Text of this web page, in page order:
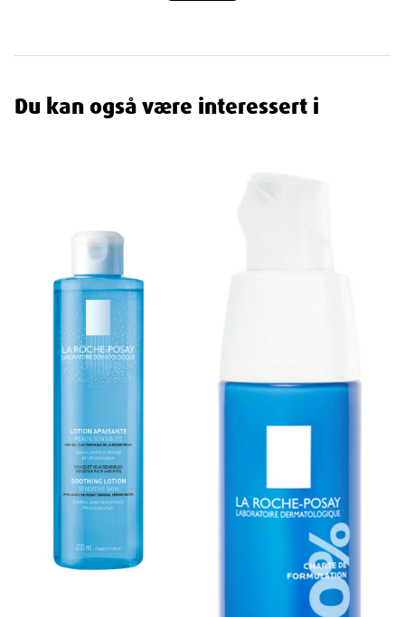
Bruksanvisning
av uten å gni. Gjenta ved behov.
Perfekt for daglig hudpleierutine
La Roche-Posay Respectissime Waterproof Eye Makeup Remover
kan brukes som en del av din daglige hudpleierutine for effektivt å
fjerne sminke og rense huden rundt øynene. Den milde formelen
sikrer at huden etterlates ren og beroliget, uten rester av sminke
eller irritasjon.
den perfekte løsningen for effektiv fjerning av vannfast sminke,
samtidig som den er skånsom mot øyne og sensitiv hud. Med sin
to-faseformel og parfymefrie sammensetning, passer den alle
hudtyper og gir en enkel, men effektiv sminkefjerning som kan
integreres i din daglige hudpleierutine.
Du kan også være interessert i